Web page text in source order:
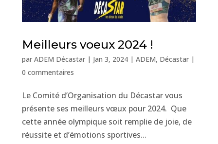
Meilleurs voeux 2024 !
par ADEM Décastar| Jan 3, 2024| ADEM, Décastar|
0 commentaires
Le Comité d’Organisation du Décastar vous
présente ses meilleurs vœux pour 2024. Que
cette année olympique soit remplie de joie, de
réussite et d’émotions sportives...